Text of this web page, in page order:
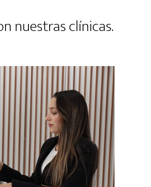
nuestras clínicas.